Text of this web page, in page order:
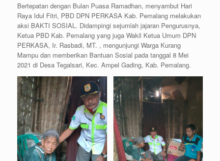
Bertepatan dengan Bulan Puasa Ramadhan, menyambut Hari
Raya Idul Fitri, PBD DPN PERKASA Kab. Pemalang melakukan
aksi BAKTI SOSIAL. Didampingi sejumlah jajaran Pengurusnya,
Ketua PBD Kab. Pemalang yang juga Wakil Ketua Umum DPN
PERKASA, Ir. Rasbadi, MT. , mengunjungi Warga Kurang
Mampu dan memberikan Bantuan Sosial pada tanggal 8 Mei
2021 di Desa Tegalsari, Kec. Ampel Gading, Kab. Pemalang.